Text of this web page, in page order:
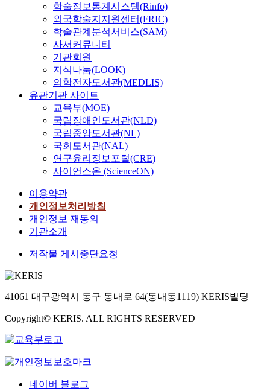
학술정보통계시스템(Rinfo)
외국학술지지원센터(FRIC)
학술관계분석서비스(SAM)
사서커뮤니티
기관회원
지식나눔(LOOK)
의학전자도서관(MEDLIS)
유관기관 사이트
교육부(MOE)
국립장애인도서관(NLD)
국립중앙도서관(NL)
국회도서관(NAL)
연구윤리정보포털(CRE)
사이언스온 (ScienceON)
이용약관
개인정보처리방침
개인정보 재동의
기관소개
저작물 게시중단요청
41061 대구광역시 동구 동내로 64(동내동1119) KERIS빌딩
Copyright© KERIS. ALL RIGHTS RESERVED
네이버 블로그